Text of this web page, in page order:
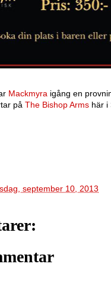
Mackmyra igång en
på The Bishop Arms här i
september 10, 2013